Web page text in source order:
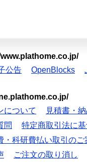
公告 OpenBlocks
について
見積書・
問
特定商取引法に
・科研費払い取引のご
ご注文の取り消し